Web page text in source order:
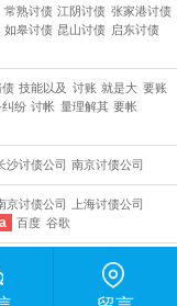
常熟讨债 江阴讨债 张家港讨债
如皋讨债 昆山讨债 启东讨债
债 技能以及 讨账 就是大 要账
纷 讨帐 量理解其 要帐
沙讨债公司 南京讨债公司
京讨债公司
上海讨债公司
百度 谷歌